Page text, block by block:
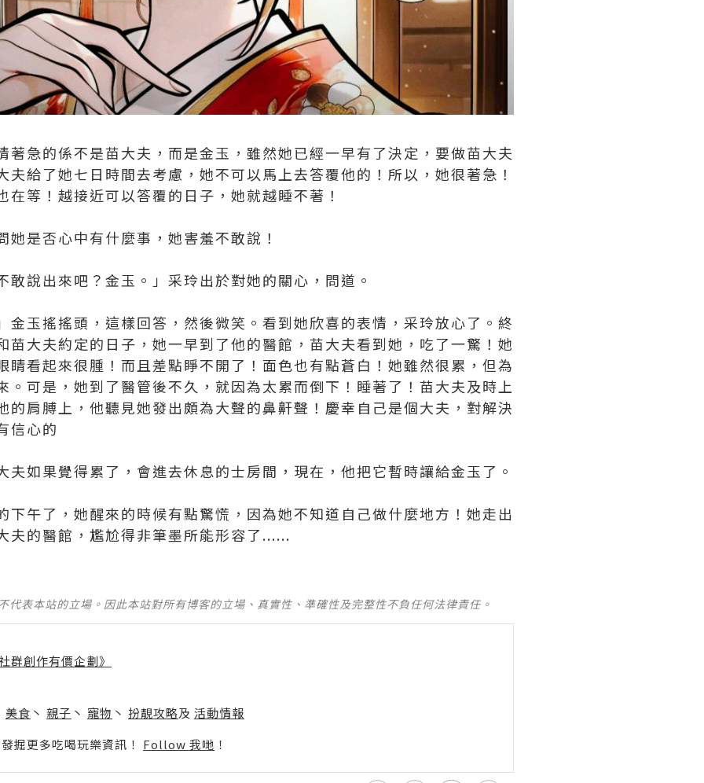
著急的係不是苗大夫，而是金玉，雖然她已經一早有了決定，要做苗大夫
夫給了她七日時間去考慮，她不可以馬上去答覆他的！所以，她很著急！
在等！越接近可以答覆的日子，她就越睡不著！
她是否心中有什麼事，她害羞不敢說！
敢說出來吧？金玉。」采玲出於對她的關心，問道。
金玉搖搖頭，這樣回答，然後微笑。看到她欣喜的表情，采玲放心了。終
苗大夫約定的日子，她一早到了他的醫館，苗大夫看到她，吃了一驚！她
睛看起來很腫！而且差點睜不開了！面色也有點蒼白！她雖然很累，但為
。可是，她到了醫管後不久，就因為太累而倒下！睡著了！苗大夫及時上
的肩膊上，他聽見她發出頗為大聲的鼻鼾聲！慶幸自己是個大夫，對解決
信心的
夫如果覺得累了，會進去休息的士房間，現在，他把它暫時讓給金玉了。
下午了，她醒來的時候有點驚慌，因為她不知道自己做什麼地方！她走出
夫的醫館，尷尬得非筆墨所能形容了......
代表本站的立場。因此本站對所有博客的立場、真實性、準確性及完整性不負任何法律責任。
群創作有價企劃》
美食 丶 親子 丶 寵物 丶 扮靚攻略及 活動情報
掘更多吃喝玩樂資訊！ Follow 我哋 ！